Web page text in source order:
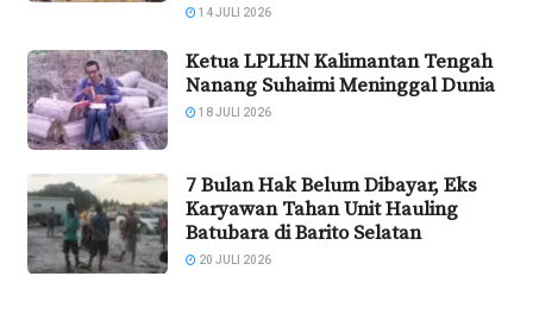
14 JULI 2026
Ketua LPLHN Kalimantan Tengah
Nanang Suhaimi Meninggal Dunia
18 JULI 2026
7 Bulan Hak Belum Dibayar, Eks
Karyawan Tahan Unit Hauling
Batubara di Barito Selatan
20 JULI 2026